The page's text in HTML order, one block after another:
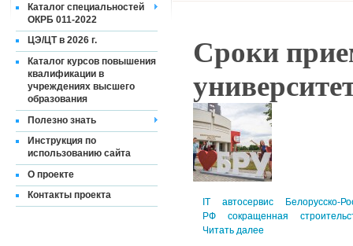
Каталог специальностей
ОКРБ 011-2022
ЦЭ/ЦТ в 2026 г.
Каталог курсов повышения
квалификации в
учреждениях высшего
образования
Полезно знать
Инструкция по
использованию сайта
О проекте
Контакты проекта
Сроки
IT автосервис
Белорусско-
РФ
сокращенная
Читать далее